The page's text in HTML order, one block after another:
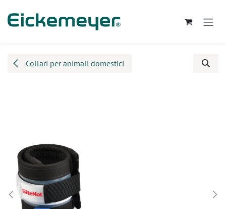
Collari per animali domestici